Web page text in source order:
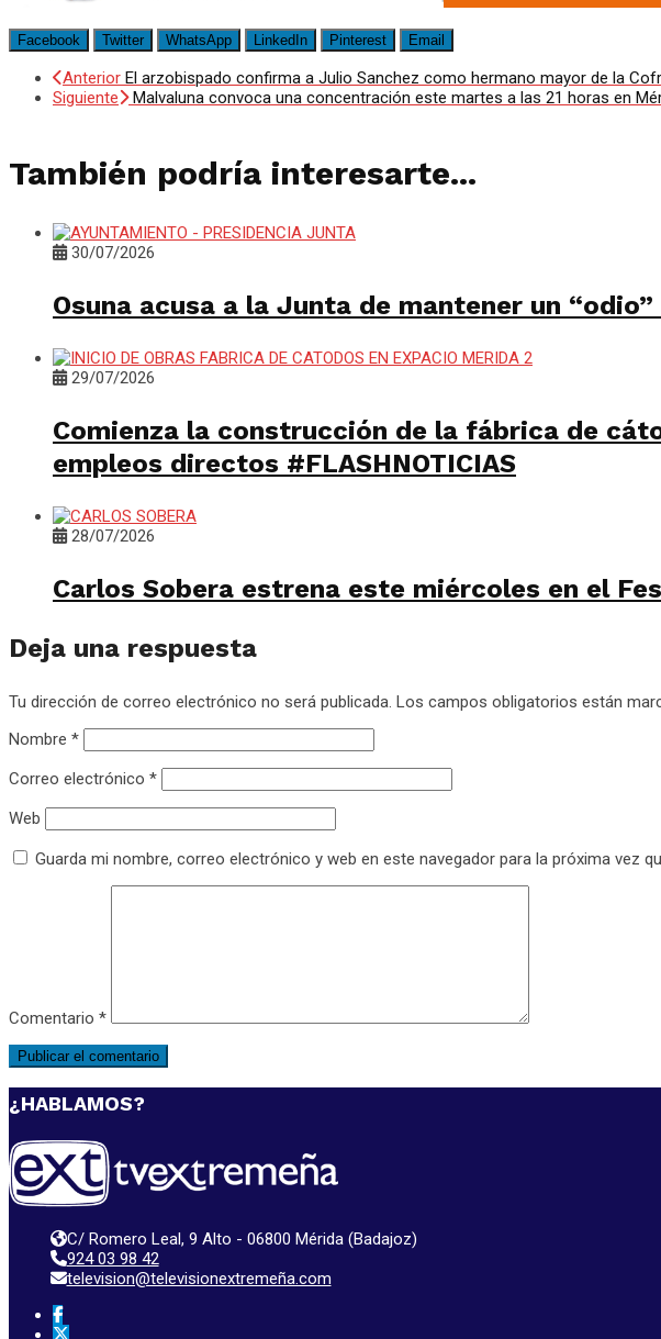
Facebook Twitter WhatsApp LinkedIn Pinterest Email
Anterior El arzobispado confirma a Julio Sanchez como hermano mayor de la
Siguiente
Malvaluna convoca una concentración este martes a las 21 horas en
También podría interesarte...
30/07/2026
Osuna acusa a la Junta de mantener un
29/07/2026
Comienza la construcción de la fábrica de
empleos directos #FLASHNOTICIAS
28/07/2026
Carlos Sobera estrena este miércoles en el
Deja una respuesta
Tu dirección de correo electrónico no será publicada. Los campos obligatorios están
Nombre *
Correo electrónico *
Web
Guarda mi nombre, correo electrónico y web en este navegador para la próxima vez
Comentario *
¿HABLAMOS?
C/ Romero Leal, 9 Alto - 06800 Mérida (Badajoz)
924 03 98 42
television@televisionextremeña.com